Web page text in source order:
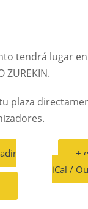
tendrá lugar
ZUREKIN.
plaza
+
iCal /